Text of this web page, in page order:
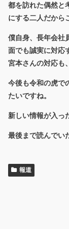
都を訪れた偶然と
にする二人だから
僕自身、長年会社
面でも誠実に対応
宮本さんの対応も
今後も令和の虎で
たいですね。
新しい情報が入っ
最後まで読んでい
報道